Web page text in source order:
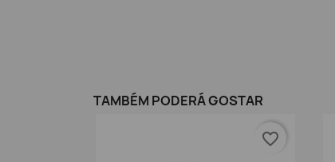
TAMBÉM PODERÁ GOSTAR
favorite_border